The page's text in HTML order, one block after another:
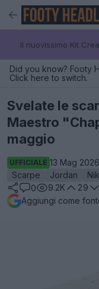
Il nuovissimo Kit
Did you know? Footy
Click here to switch.
Svelate le
Maestro
maggio
UFFICIALE 13 Mag
Scarpe
Jordan
0
9.2K 29
Aggiungi come